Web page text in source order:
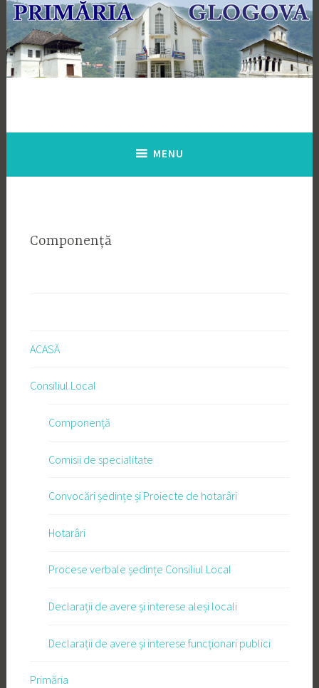
Skip
to
content
MENU
Componență
ACASĂ
Consiliul Local
Componență
Comisii de specialitate
Convocări ședințe și Proiecte de hotarâri
Hotarâri
Procese verbale ședințe Consiliul Local
Declarații de avere și interese aleși locali
Declarații de avere și interese funcționari publici
Primăria